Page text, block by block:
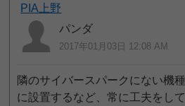
PIA上野
パンダ
2017年01月03日 12:08 AM
隣のサイバースパークにない機
に設置するなど、常に工夫をし